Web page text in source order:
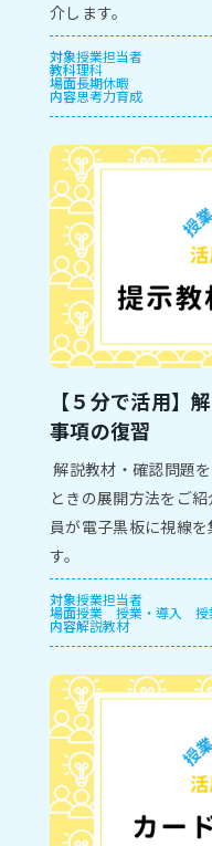
介します。
対象授業担当者
教科理科
場面長期休暇
内容思考力育成
【５分で活用】
事項の復習
解説教材・確認問題
ときの展開方法をご
員が電子黒板に視線
す。
対象授業担当者
場面授業 授業・導入 授
内容解説教材